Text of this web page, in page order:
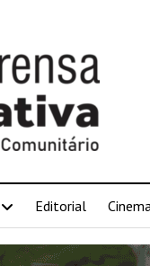
Editorial